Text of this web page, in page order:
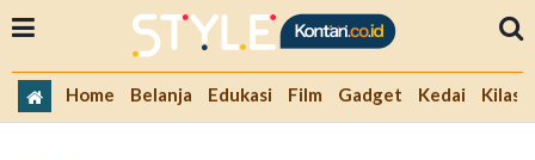
Home Belanja Edukasi Film Gadget Kedai Kilas